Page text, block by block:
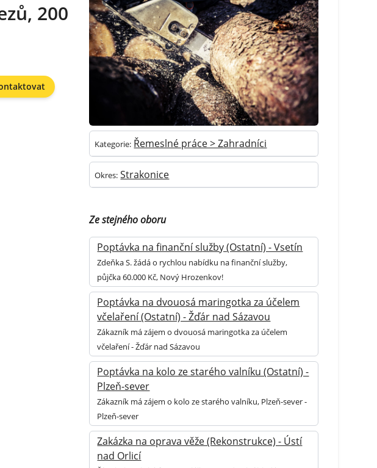
200
Kategorie: Řemeslné práce > Zahradníci
Okres: Strakonice
Ze stejného oboru
Poptávka na finanční služby (Ostatní) - Vsetín
Zdeňka S. žádá o rychlou nabídku na finanční služby,
půjčka 60.000 Kč, Nový Hrozenkov!
Poptávka na dvouosá maringotka za účelem
včelaření (Ostatní) - Žďár nad Sázavou
Zákazník má zájem o dvouosá maringotka za účelem
včelaření - Žďár nad Sázavou
Poptávka na kolo ze starého valníku (Ostatní) -
Plzeň-sever
Zákazník má zájem o kolo ze starého valníku, Plzeň-sever -
Plzeň-sever
Zakázka na oprava věže (Rekonstrukce) - Ústí
nad Orlicí